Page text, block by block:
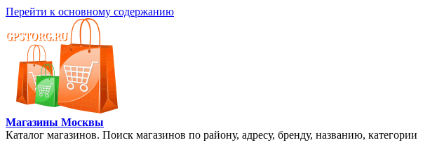
Перейти к основному содержанию
Магазины Москвы
Каталог магазинов. Поиск магазинов по району, адресу, бренду, названию, категории